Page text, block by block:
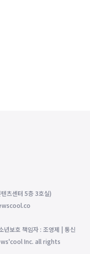
츠센터 5층 3호실)
보호 책임자 : 조영제 | 통신
Inc. all rights